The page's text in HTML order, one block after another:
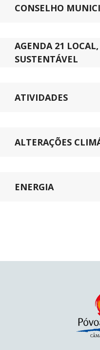
CONSELHO
AGENDA 21
SUSTENTÁVEL
ATIVIDADES
ALTERAÇÕES
ENERGIA